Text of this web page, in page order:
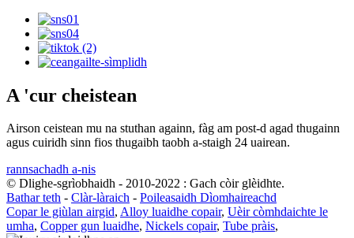
A 'cur cheistean
Airson ceistean mu na stuthan againn, fàg am post-d agad thugainn
agus cuiridh sinn fios thugaibh taobh a-staigh 24 uairean.
rannsachadh a-nis
© Dlighe-sgrìobhaidh - 2010-2022 : Gach còir glèidhte.
Bathar teth - Clàr-làraich - Poileasaidh Dìomhaireachd
Copar le giùlan airgid, Alloy luaidhe copair, Uèir còmhdaichte le
umha, Copper gun luaidhe, Nickels copair, Tube pràis,